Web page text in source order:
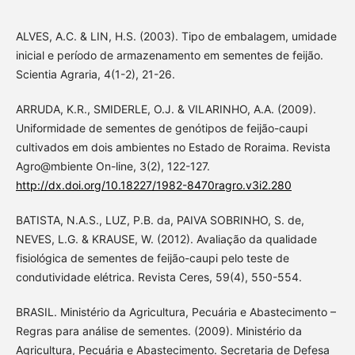
ALVES, A.C. & LIN, H.S. (2003). Tipo de embalagem, umidade
inicial e período de armazenamento em sementes de feijão.
Scientia Agraria, 4(1-2), 21-26.
ARRUDA, K.R., SMIDERLE, O.J. & VILARINHO, A.A. (2009).
Uniformidade de sementes de genótipos de feijão-caupi
cultivados em dois ambientes no Estado de Roraima. Revista
Agro@mbiente On-line, 3(2), 122-127.
http://dx.doi.org/10.18227/1982-8470ragro.v3i2.280
BATISTA, N.A.S., LUZ, P.B. da, PAIVA SOBRINHO, S. de,
NEVES, L.G. & KRAUSE, W. (2012). Avaliação da qualidade
fisiológica de sementes de feijão-caupi pelo teste de
condutividade elétrica. Revista Ceres, 59(4), 550-554.
BRASIL. Ministério da Agricultura, Pecuária e Abastecimento –
Regras para análise de sementes. (2009). Ministério da
Agricultura, Pecuária e Abastecimento. Secretaria de Defesa